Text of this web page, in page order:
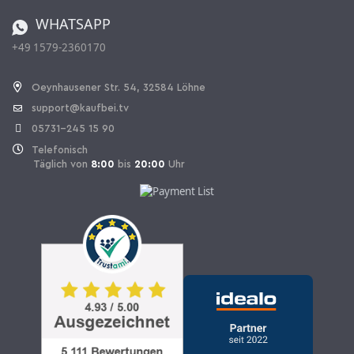
Vertrag widerrufen
WHATSAPP
+49 1579-2360170
Oeynhausener Str. 54, 32584 Löhne
support@kaufbei.tv
05731-245 15 90
Telefonisch
Täglich von 8:00 bis 20:00 Uhr